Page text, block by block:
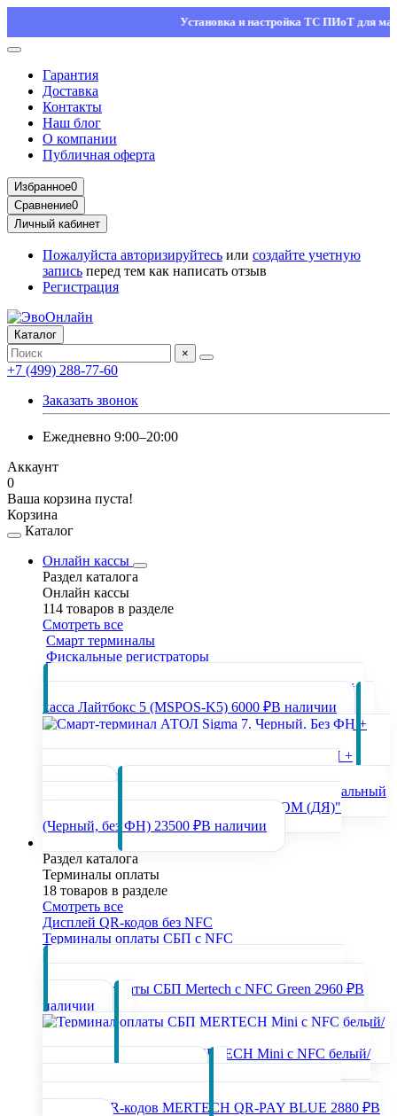
Установка и настройка ТС ПИоТ для
Гарантия
Доставка
Контакты
Наш блог
О компании
Публичная оферта
Избранное0
Сравнение0
Личный кабинет
Пожалуйста авторизируйтесь или создайте учетную
запись перед тем как написать отзыв
Регистрация
Каталог
×
+7 (499) 288-77-60
Заказать звонок
Ежедневно 9:00–20:00
Аккаунт
0
Ваша корзина пуста!
Корзина
Каталог
Онлайн кассы
Раздел каталога
Онлайн кассы
114 товаров в разделе
Смотреть все
Смарт терминалы
Фискальные регистраторы
Популярные товары раздела
Онлайн
касса Лайтбокс 5 (MSPOS-K5) 6000 ₽В наличии
Смарт-терминал АТОЛ Sigma 7. Черный. Без ФН +
Автоматический тариф SIGMA + ИТС
Фискальный
регистратор "РИТЕЙЛ-02Ф (У) USB/COM (ДЯ)"
(Черный, без ФН) 23500 ₽В наличии
Раздел каталога
Терминалы оплаты
18 товаров в разделе
Смотреть все
Дисплей QR-кодов без NFC
Терминалы оплаты СБП с NFC
Популярные товары раздела
Терминал оплаты СБП Mertech с NFC Green 2960 ₽В
наличии
Терминал оплаты СБП MERTECH Mini с NFC белый/
Дисплей QR-кодов MERTECH QR-PAY BLUE 2880 ₽В